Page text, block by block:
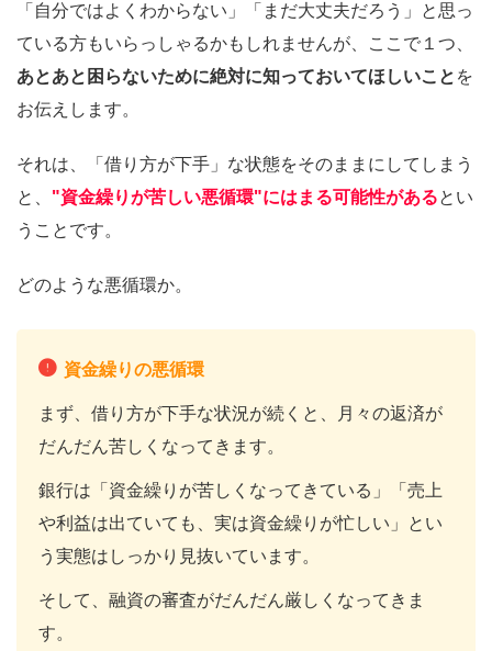
「自分ではよくわからない」「まだ大丈夫だろう」と思っ
ている方もいらっしゃるかもしれませんが、ここで１つ、
あとあと困らないために絶対に知っておいてほしいこと を
お伝えします。
それは、「借り方が下手」な状態をそのままにしてしまう
と、 "資金繰りが苦しい悪循環"にはまる可能性があるとい
うことです。
どのような悪循環か。
資金繰りの悪循環
まず、借り方が下手な状況が続くと、月々の返済が
だんだん苦しくなってきます。
銀行は「資金繰りが苦しくなってきている」「売上
や利益は出ていても、実は資金繰りが忙しい」とい
う実態はしっかり見抜いています。
そして、融資の審査がだんだん厳しくなってきま
す。